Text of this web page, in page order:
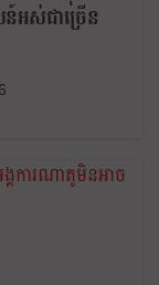
អស់ជាច្រើន